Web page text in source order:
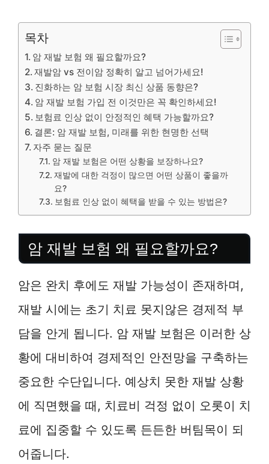
목차
암 재발 보험 왜 필요할까요?
재발암 vs 전이암 정확히 알고 넘어가세요!
진화하는 암 보험 시장 최신 상품 동향은?
암 재발 보험 가입 전 이것만은 꼭 확인하세요!
보험료 인상 없이 안정적인 혜택 가능할까요?
결론: 암 재발 보험, 미래를 위한 현명한 선택
자주 묻는 질문
암 재발 보험은 어떤 상황을 보장하나요?
재발에 대한 걱정이 많으면 어떤 상품이 좋을까
요?
보험료 인상 없이 혜택을 받을 수 있는 방법은?
암 재발 보험 왜 필요할까요?
암은 완치 후에도 재발 가능성이 존재하며,
재발 시에는 초기 치료 못지않은 경제적 부
담을 안게 됩니다. 암 재발 보험은 이러한 상
황에 대비하여 경제적인 안전망을 구축하는
중요한 수단입니다. 예상치 못한 재발 상황
에 직면했을 때, 치료비 걱정 없이 오롯이 치
료에 집중할 수 있도록 든든한 버팀목이 되
어줍니다.